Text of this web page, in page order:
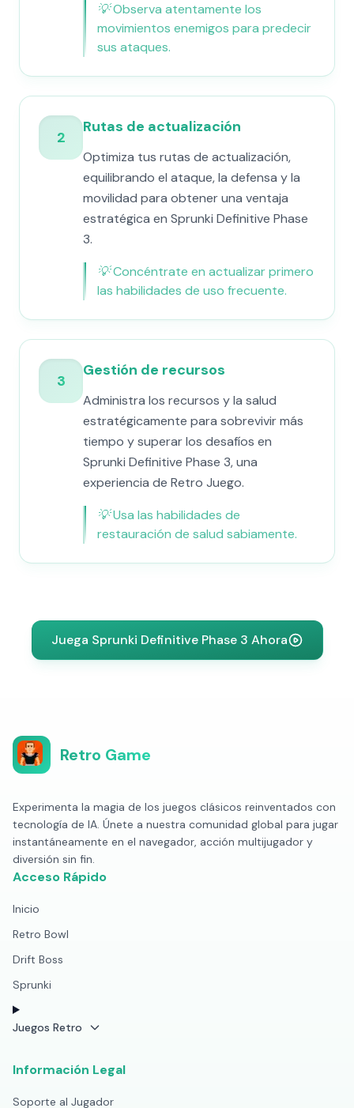
💡Observa atentamente los
movimientos enemigos para predecir
sus ataques.
2
Rutas de actualización
Optimiza tus rutas de actualización,
equilibrando el ataque, la defensa y la
movilidad para obtener una ventaja
estratégica en Sprunki Definitive Phase
3.
💡Concéntrate en actualizar primero
las habilidades de uso frecuente.
3
Gestión de recursos
Administra los recursos y la salud
estratégicamente para sobrevivir más
tiempo y superar los desafíos en
Sprunki Definitive Phase 3, una
experiencia de Retro Juego.
💡Usa las habilidades de
restauración de salud sabiamente.
Juega Sprunki Definitive Phase 3 Ahora
Retro Game
Experimenta la magia de los juegos clásicos reinventados con
tecnología de IA. Únete a nuestra comunidad global para jugar
instantáneamente en el navegador, acción multijugador y
diversión sin fin.
Acceso Rápido
Inicio
Retro Bowl
Drift Boss
Sprunki
Juegos Retro
Información Legal
Soporte al Jugador